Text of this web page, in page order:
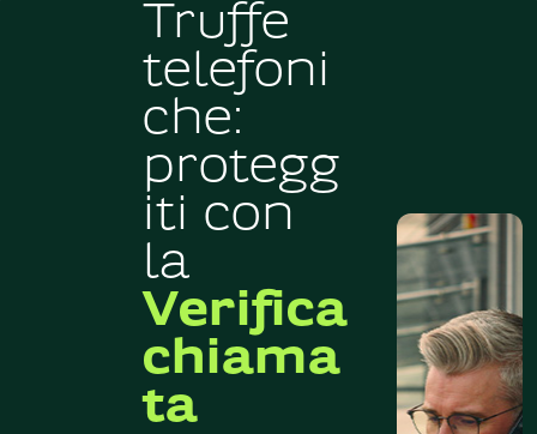
Truffe
telefoni
che:
protegg
iti con
la
Verifica
chiama
ta